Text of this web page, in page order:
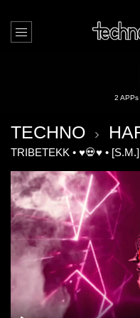
2
TECHNO
TRIBETEKK • ♥💀♥ •